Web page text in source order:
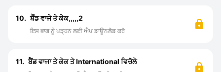
10. ਬੈੰਡ ਵਾਜੇ ਤੇ ਕੇਕ,,,,,2
ਇਸ ਭਾਗ ਨੂੰ ਪੜ੍ਹਨ ਲਈ ਐਪ ਡਾਊਨਲੋਡ ਕਰੋ
11. ਬੈਂਡ ਵਾਜਾ ਤੇ ਕੇਕ ਤੇ International ਵਿਚੋਲੇ